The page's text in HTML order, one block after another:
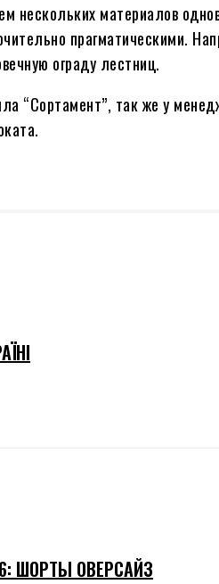
нескольких материалов
прагматическими.
ограду лестниц.
“Сортамент”, так же у
ШОРТЫ ОВЕРСАЙЗ